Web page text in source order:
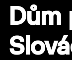
Dům